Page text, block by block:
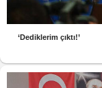
‘Dediklerim çıktı!’